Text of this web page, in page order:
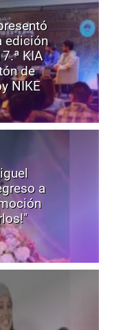
edición
KIA
de
NIKE
a